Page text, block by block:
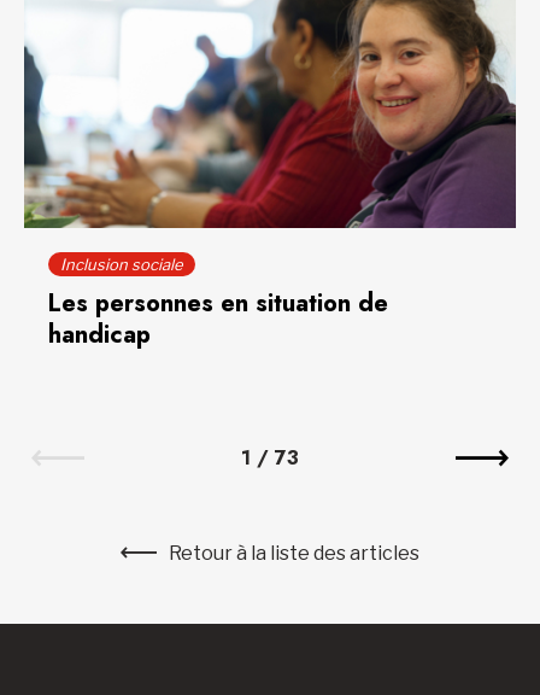
Inclusion sociale
Les personnes en situation de
handicap
1 / 73
Retour à la liste des articles